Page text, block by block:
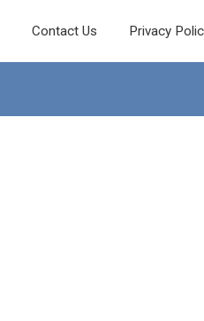
Contact Us Privacy